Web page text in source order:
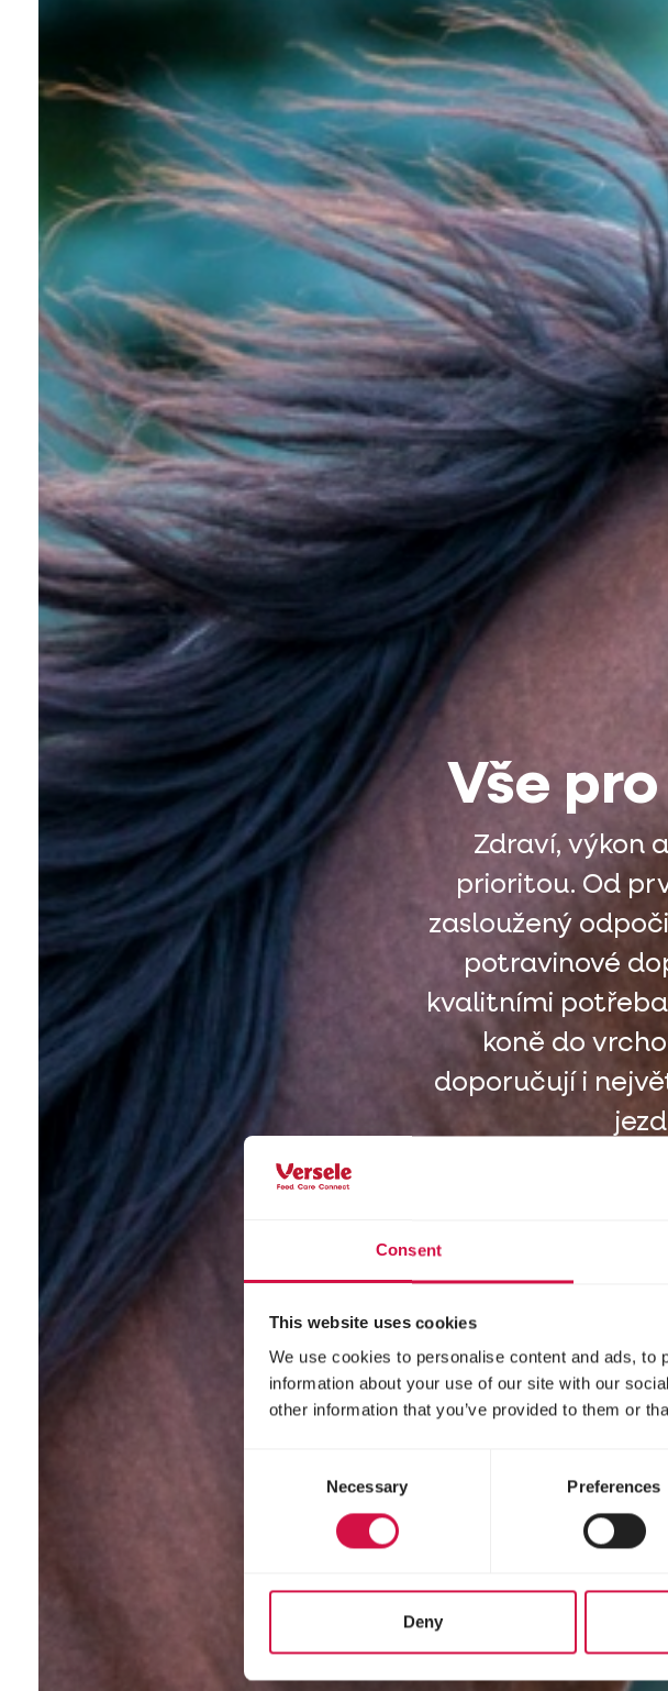
Consent
This website uses cookies
We use cookies to personalise content and ads,
information about your use of our site with our
other information that you’ve provided to them or
Necessary Preferences
Deny
Vše
Zdraví, výkon
prioritou. Od
zasloužený
potravinové
kvalitními
koně do
doporučují i